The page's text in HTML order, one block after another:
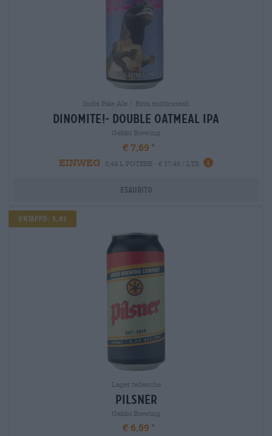
India Pale Ale | Birra multicereali
dinomite!- double oatmeal ipa
Gekko Brewing
€ 7,69
EINWEG
0,44 L POTERE - € 17,48 / LTR
Esaurito
Untappd: 3,82
Lager tedesche
pilsner
Gekko Brewing
€ 6,59